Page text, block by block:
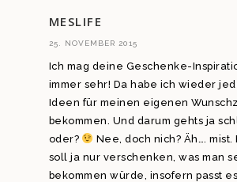
MESLIFE
25. NOVEMBER 2015
Ich mag deine Geschenke-
immer sehr! Da habe ich wieder
Ideen für meinen eigenen
bekommen. Und darum gehts ja
oder?
Nee, doch nich? Äh…. mist.
soll ja nur verschenken, was man
bekommen würde, insofern passt